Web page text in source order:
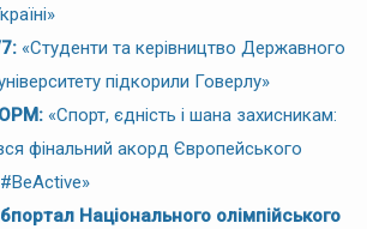
«Студенти та керівництво Державного
підкорили Говерлу»
«Спорт, єдність і шана захисникам:
фінальний акорд Європейського
Національного олімпійського